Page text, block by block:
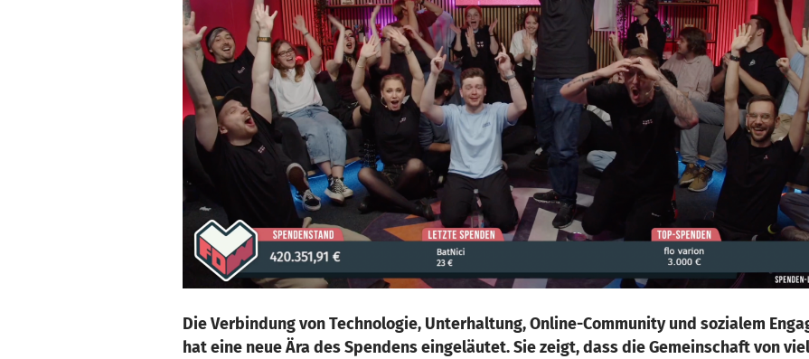
Die Verbindung von Technologie, Unterhaltung, Online-Community und sozialem
hat eine neue Ära des Spendens eingeläutet. Sie zeigt, dass die Gemeinschaft von